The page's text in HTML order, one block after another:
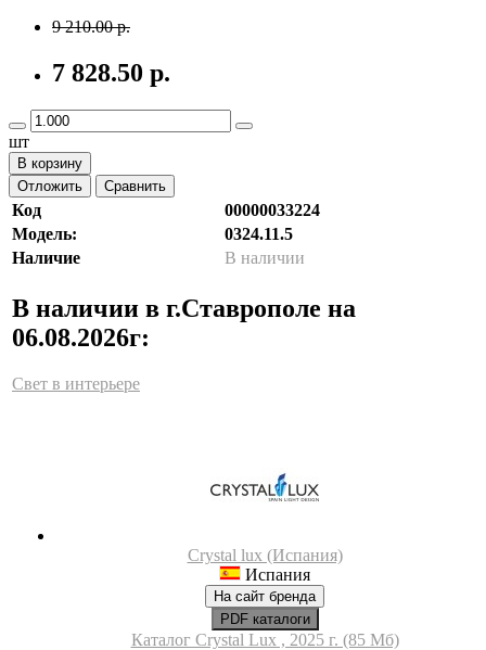
9 210.00 р.
7 828.50 р.
шт
В корзину
Отложить
Сравнить
Код
00000033224
Модель:
0324.11.5
Наличие
В наличии
В наличии в г.Ставрополе на
06.08.2026г:
Свет в интерьере
Crystal lux (Испания)
Испания
На сайт бренда
PDF каталоги
Каталог Crystal Lux , 2025 г. (85 Мб)